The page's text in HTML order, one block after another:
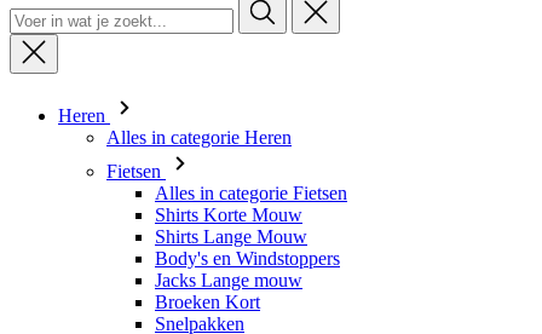
Heren
Alles in categorie Heren
Shirts Lange Mouw
Body's en Windstoppers
Jacks Lange mouw
Broeken Kort
Snelpakken
Broeken 3/4
Broeken Lang
Onderkleding
Accessoires
Mutsen en Petten